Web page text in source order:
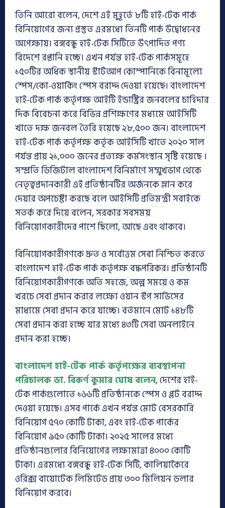
তিনি আরো বলেন, দেশে এই মুহূর্তে ৮টি হাই-টেক পার্ক
বিনিয়োগের জন্য প্রস্তুত এরমধ্যে তিনটি পার্ক উদ্বোধনের
অপেক্ষায়। বঙ্গবন্ধু হাই-টেক সিটিতে উৎপাদিত পণ্য
বিদেশে রপ্তানি হচ্ছে। এখন পর্যন্ত হাই-টেক পার্কসমূহে
১৫০টির অধিক স্থানীয় স্টার্টআপ কোম্পানিকে বিনামূল্যে
স্পেস/কো-ওয়ার্কিং স্পেস বরাদ্দ দেওয়া হয়েছে। বাংলাদেশ
হাই-টেক পার্ক কর্তৃপক্ষ আইটি ইন্ডাস্ট্রির জনবলের চাহিদার
দিক বিবেচনা করে বিভিন্ন প্রশিক্ষণের মধ্যমে আইসিটি
খাতে দক্ষ জনবল তৈরি হয়েছে ২৮,৫০০ জন। বাংলাদেশ
হাই-টেক পার্ক কর্তৃপক্ষ কর্তৃক আইসিটি খাতে ২০২০ সাল
পর্যন্ত প্রায় ২১,০০০ জনের প্রত্যক্ষ কর্মসংস্থান সৃষ্টি হয়েছে ।
সম্প্রতি ডিজিটাল বাংলাদেশ বিনির্মাণে সম্মুখভাগ থেকে
নেতৃত্বপ্রদানকারী এই প্রতিষ্ঠানটির অর্জনকে ম্লান করে
দেয়ার অপচেষ্টা করছে বলে আইসিটি প্রতিমন্ত্রী সবাইকে
সতর্ক করে দিয়ে বলেন, সরকার সবসময়
বিনিয়োগকারীদের পাশে ছিলো, আছে এবং থাকবে।
বিনিয়োগকারীগণকে দ্রুত ও সর্বোত্তম সেবা নিশ্চিত করতে
বাংলাদেশ হাই-টেক পার্ক কর্তৃপক্ষ বদ্ধপরিকর। প্রতিষ্ঠানটি
বিনিয়োগকারীগণকে অতি সহজে, অল্প সময়ে ও কম
খরচে সেবা প্রদান করার লক্ষ্যে ওয়ান স্টপ সার্ভিসের
মাধ্যমে সেবা প্রদান করে যাচ্ছে। বর্তমানে মোট ১৪৮টি
সেবা প্রদান করা হচ্ছে যার মধ্যে ৪৩টি সেবা অনলাইনে
প্রদান করা হচ্ছে।
বাংলাদেশ হাই-টেক পার্ক কর্তৃপক্ষের ব্যবস্থাপনা
পরিচালক ডা. বিকর্ণ কুমার ঘোষ বলেন, দেশের হাই-
টেক পার্কগুলোতে ১৬৬টি প্রতিষ্ঠানকে স্পেস ও প্লট বরাদ্দ
দেওয়া হয়েছে। এসব পার্কে এখন পর্যন্ত মোট বেসরকারি
বিনিয়োগ ৫৭০ কোটি টাকা, এবং হাই-টেক পার্কের
বিনিয়োগ ৯৫০ কোটি টাকা। ২০২৫ সালের মধ্যে
প্রতিষ্ঠানগুলোর বিনিয়োগের লক্ষ্যমাত্রা ৪০০০ কোটি
টাকা। এরমধ্যে বঙ্গবন্ধু হাই-টেক সিটি, কালিয়াকৈরে
ওরিক্স বায়োটেক লিমিটেড প্রায় ৩০০ মিলিয়ন ডলার
বিনিয়োগ করবে।